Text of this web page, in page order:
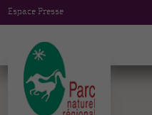
Espace Presse